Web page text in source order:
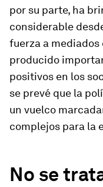
por su parte, ha
considerable
fuerza a mediados
producido
positivos en los
se prevé que la
un vuelco
complejos para la
No se